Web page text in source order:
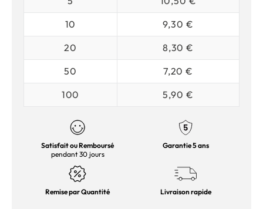
10
9,30 €
20
8,30 €
50
7,20 €
100
5,90 €
Satisfait ou Remboursé
pendant 30 jours
Garantie 5 ans
Remise par Quantité Livraison rapide